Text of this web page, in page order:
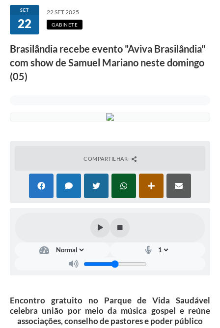
Transparência
Câmara Municipal
e-SIC
Tributação
Formulário
SET
22
22 SET 2025
GABINETE
Brasilândia recebe evento "Aviva Brasilândia"
com show de Samuel Mariano neste domingo
(05)
COMPARTILHAR
Encontro gratuito no Parque de Vida Saudável
celebra união por meio da música gospel e reúne
associações, conselho de pastores e poder público